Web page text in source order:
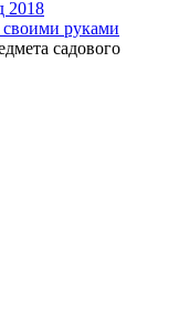
своими руками
садового